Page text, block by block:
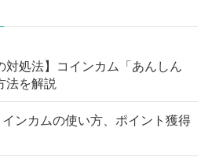
対処法】コインカム「あんしん
法を解説
インカムの使い方、ポイント獲得